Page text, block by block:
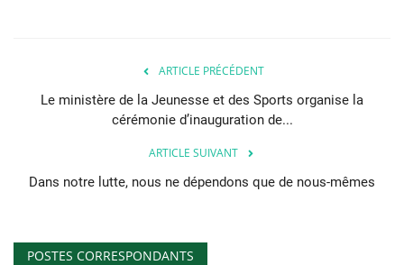
ARTICLE PRÉCÉDENT
Le ministère de la Jeunesse et des Sports organise la
cérémonie d’inauguration de...
ARTICLE SUIVANT
Dans notre lutte, nous ne dépendons que de nous-mêmes
POSTES CORRESPONDANTS